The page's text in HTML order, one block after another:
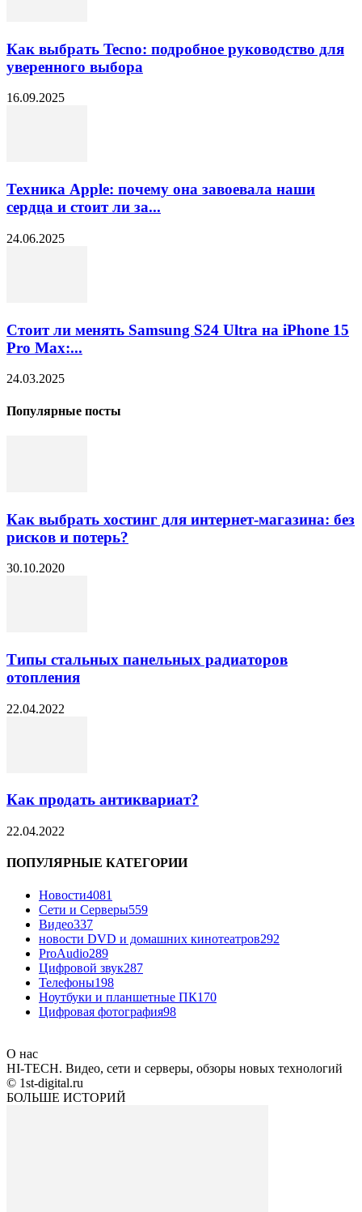
Как выбрать Tecno: подробное руководство для
уверенного выбора
16.09.2025
Техника Apple: почему она завоевала наши
сердца и стоит ли за...
24.06.2025
Стоит ли менять Samsung S24 Ultra на iPhone 15
Pro Max:...
24.03.2025
Популярные посты
Как выбрать хостинг для интернет-магазина: без
рисков и потерь?
30.10.2020
Типы стальных панельных радиаторов
отопления
22.04.2022
Как продать антиквариат?
22.04.2022
ПОПУЛЯРНЫЕ КАТЕГОРИИ
Новости4081
Сети и Серверы559
Видео337
новости DVD и домашних кинотеатров292
ProAudio289
Цифровой звук287
Телефоны198
Ноутбуки и планшетные ПК170
Цифровая фотография98
О нас
HI-TECH. Видео, сети и серверы, обзоры новых технологий
© 1st-digital.ru
БОЛЬШЕ ИСТОРИЙ